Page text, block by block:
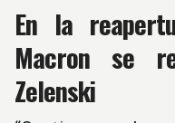
En la
Macron se
Zelenski